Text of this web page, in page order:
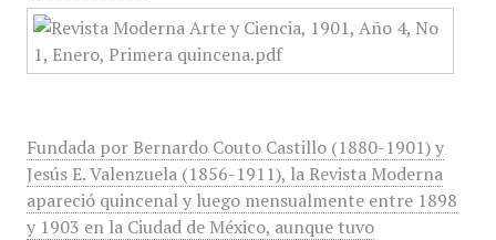
Fundada por Bernardo Couto Castillo (1880-1901) y
Jesús E. Valenzuela (1856-1911), la Revista Moderna
apareció quincenal y luego mensualmente entre 1898
y 1903 en la Ciudad de México, aunque tuvo